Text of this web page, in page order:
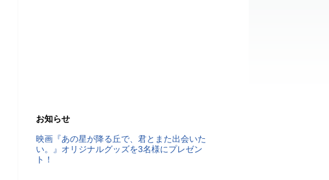
お知らせ
映画『あの星が降る丘で、君とまた出会いた
い。』オリジナルグッズを3名様にプレゼン
ト！